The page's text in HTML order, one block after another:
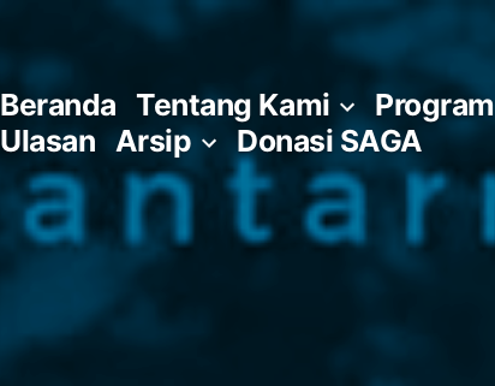
Beranda Tentang Kami Program
Ulasan Arsip Donasi SAGA